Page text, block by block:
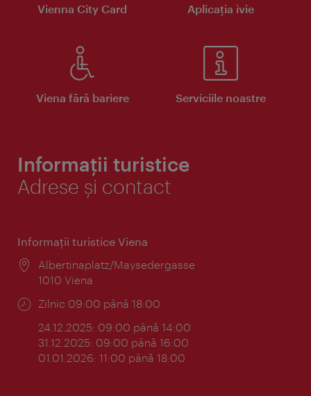
Vienna City Card Aplicaţia ivie
Viena fără bariere Serviciile noastre
Informații turistice
Adrese și contact
Informaţii turistice Viena
Locul:
Albertinaplatz/Maysedergasse
1010 Viena
Program:
Zilnic 09:00 până 18:00
24.12.2025: 09:00 până 14:00
31.12.2025: 09:00 până 16:00
01.01.2026: 11:00 până 18:00